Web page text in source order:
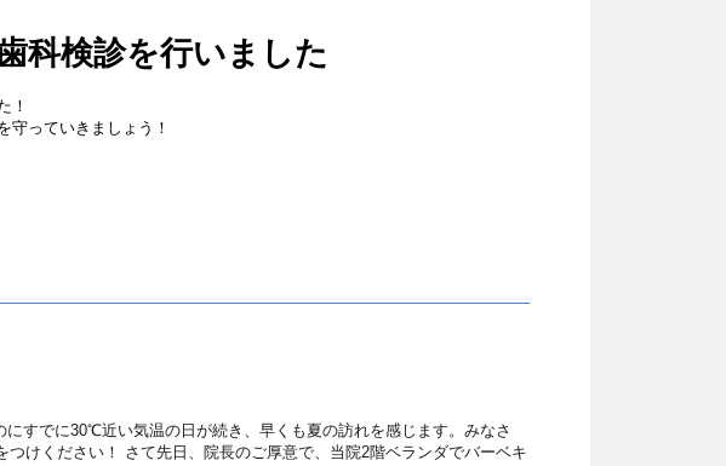
科検診を行いました
！
守っていきましょう！
にすでに30℃近い気温の日が続き、早くも夏の訪れを感じます。みなさ
つけください！ さて先日、院長のご厚意で、当院2階ベランダでバーベキ